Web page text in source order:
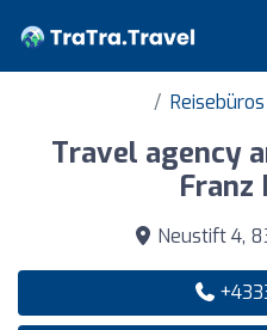
Travel agency
Neustift 4,